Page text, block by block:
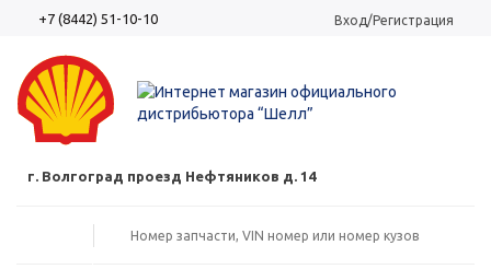
+7 (8442) 51-10-10 Вход/Регистрация
г. Волгоград проезд Нефтяников д. 14